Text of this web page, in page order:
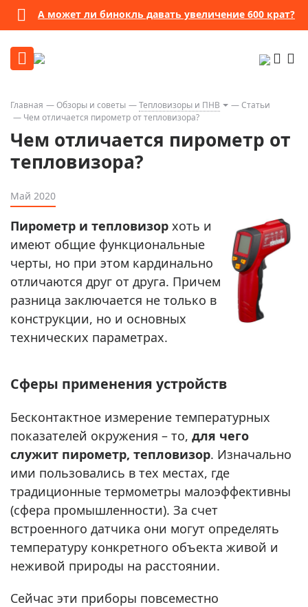
А может ли бинокль давать увеличение 600 крат?
Главная Обзоры и советы Тепловизоры и ПНВ
Статьи
Чем отличается пирометр от тепловизора?
Чем отличается пирометр от
тепловизора?
Май 2020
Пирометр и тепловизор хоть и
имеют общие функциональные
черты, но при этом кардинально
отличаются друг от друга. Причем
разница заключается не только в
конструкции, но и основных
технических параметрах.
Сферы применения устройств
Бесконтактное измерение температурных
показателей окружения – то, для чего
служит пирометр, тепловизор. Изначально
ими пользовались в тех местах, где
традиционные термометры малоэффективны
(сфера промышленности). За счет
встроенного датчика они могут определять
температуру конкретного объекта живой и
неживой природы на расстоянии.
Сейчас эти приборы повсеместно